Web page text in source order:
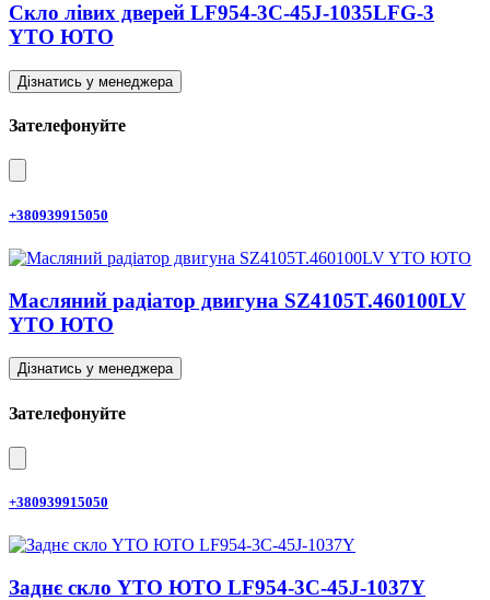
Скло лівих дверей LF954-3C-45J-1035LFG-3
YTO ЮТО
Дізнатись у менеджера
Зателефонуйте
+380939915050
Масляний радіатор двигуна SZ4105T.460100LV
YTO ЮТО
Дізнатись у менеджера
Зателефонуйте
+380939915050
Заднє скло YTO ЮТО LF954-3C-45J-1037Y